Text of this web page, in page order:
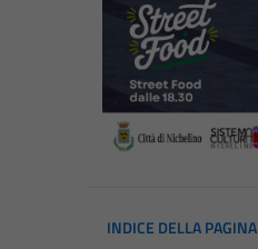
INDICE DELLA PAGINA